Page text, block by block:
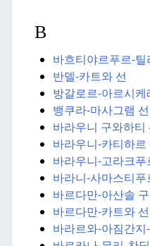
B
바흐티야르푸르-틸
반델-카트와 선
방갈로르-아르시케
뱅쿠라-마사그램 선
바라우니 구와하티
바라우니-카티하르
바라우니-고라크
바라니-사마스티푸
바르다만-아산솔
바르다만-카트와 선
바라르와-아짐간